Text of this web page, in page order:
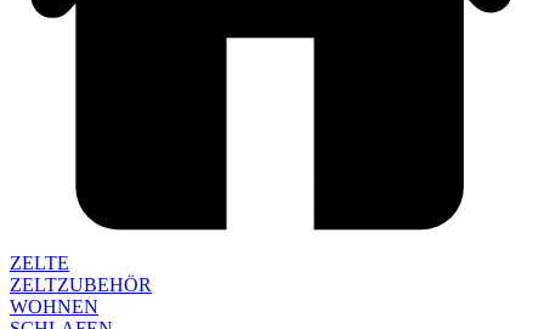
ZELTE
ZELTZUBEHÖR
WOHNEN